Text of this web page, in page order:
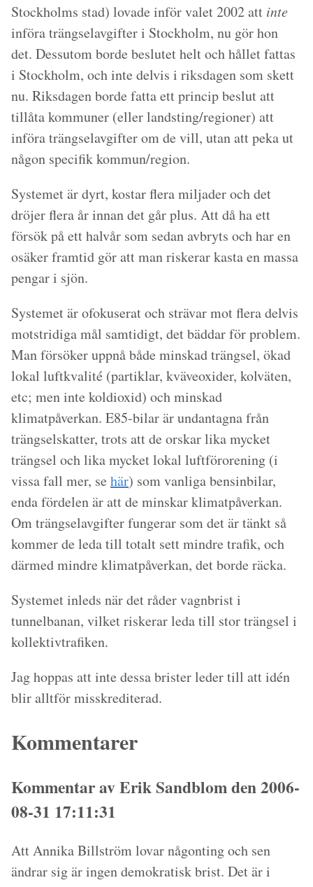
Stockholms stad) lovade inför valet 2002 att inte
införa trängselavgifter i Stockholm, nu gör hon
det. Dessutom borde beslutet helt och hållet fattas
i Stockholm, och inte delvis i riksdagen som skett
nu. Riksdagen borde fatta ett princip beslut att
tillåta kommuner (eller landsting/regioner) att
införa trängselavgifter om de vill, utan att peka ut
någon specifik kommun/region.
Systemet är dyrt, kostar flera miljader och det
dröjer flera år innan det går plus. Att då ha ett
försök på ett halvår som sedan avbryts och har en
osäker framtid gör att man riskerar kasta en massa
pengar i sjön.
Systemet är ofokuserat och strävar mot flera delvis
motstridiga mål samtidigt, det bäddar för problem.
Man försöker uppnå både minskad trängsel, ökad
lokal luftkvalité (partiklar, kväveoxider, kolväten,
etc; men inte koldioxid) och minskad
klimatpåverkan. E85-bilar är undantagna från
trängselskatter, trots att de orskar lika mycket
trängsel och lika mycket lokal luftförorening (i
vissa fall mer, se här) som vanliga bensinbilar,
enda fördelen är att de minskar klimatpåverkan.
Om trängselavgifter fungerar som det är tänkt så
kommer de leda till totalt sett mindre trafik, och
därmed mindre klimatpåverkan, det borde räcka.
Systemet inleds när det råder vagnbrist i
tunnelbanan, vilket riskerar leda till stor trängsel i
kollektivtrafiken.
Jag hoppas att inte dessa brister leder till att idén
blir alltför misskrediterad.
Kommentarer
Kommentar av Erik Sandblom den 2006-
08-31 17:11:31
Att Annika Billström lovar någonting och sen
ändrar sig är ingen demokratisk brist. Det är i